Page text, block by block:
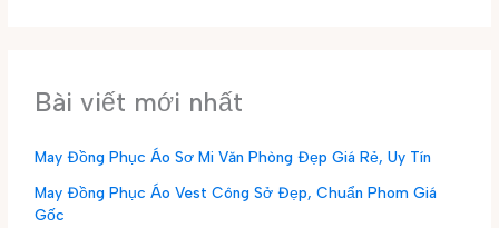
Bài viết mới nhất
May Đồng Phục Áo Sơ Mi Văn Phòng Đẹp Giá Rẻ, Uy Tín
May Đồng Phục Áo Vest Công Sở Đẹp, Chuẩn Phom Giá
Gốc